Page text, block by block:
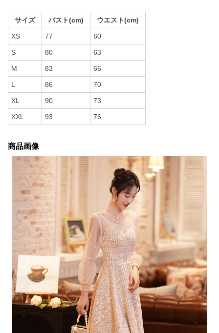
サイズ バスト(cm) ウエスト(cm)
XS 77 60
S 80 63
M 83 66
L 86 70
XL 90 73
XXL 93 76
商品画像